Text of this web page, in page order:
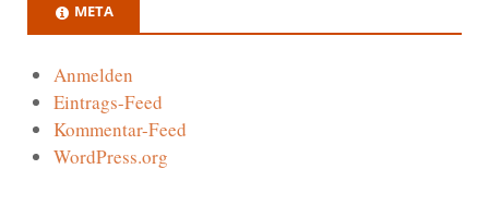
META
Anmelden
Eintrags-Feed
Kommentar-Feed
WordPress.org